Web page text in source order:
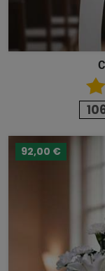
92,00 €